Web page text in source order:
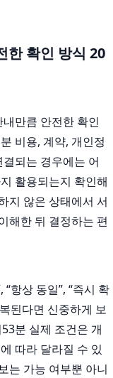
한 확인 방식 20
만큼 안전한 확인
비용, 계약, 개인정
되는 경우에는 어
활용되는지 확인해
지 않은 상태에서 서
해한 뒤 결정하는 편
항상 동일”, “즉시 확
된다면 신중하게 보
분 실제 조건은 개
따라 달라질 수 있
는 가능 여부뿐 아니